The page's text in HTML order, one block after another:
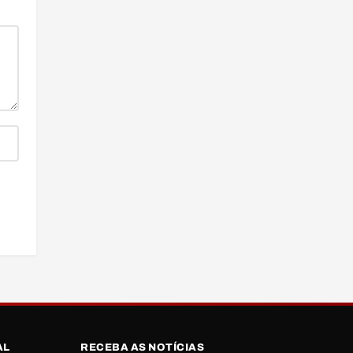
RECEBA AS NOTÍCIAS